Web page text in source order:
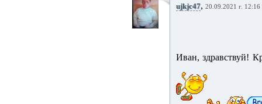
ujkjc47, 20.09.2021 г. 12:16
Иван, здравствуй!